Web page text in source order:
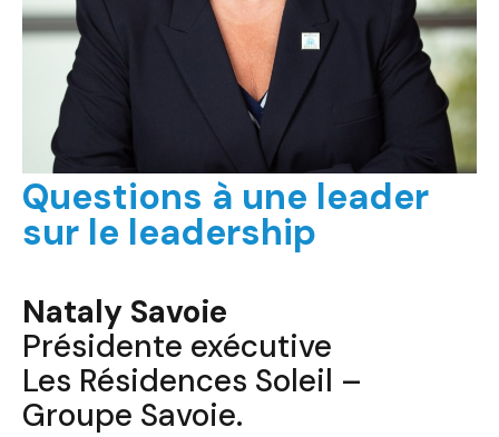
Questions à une leader
sur le leadership
Nataly Savoie
Présidente exécutive
Les Résidences Soleil –
Groupe Savoie.